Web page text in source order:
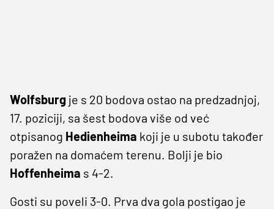
Wolfsburg je s 20 bodova ostao na predzadnjoj,
17. poziciji, sa šest bodova više od već
otpisanog Hedienheima koji je u subotu također
poražen na domaćem terenu. Bolji je bio
Hoffenheima s 4-2.
Gosti su poveli 3-0. Prva dva gola postigao je